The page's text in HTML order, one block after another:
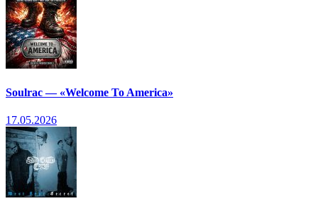
Soulrac — «Welcome To America»
17.05.2026